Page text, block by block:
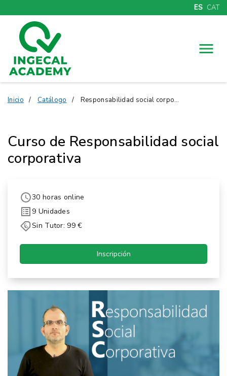
ES CAT
Menú
Inicio Catálogo Responsabilidad social corporativa
Curso de Responsabilidad social
corporativa
30 horas online
9 Unidades
Sin Tutor: 99 €
Inscripción